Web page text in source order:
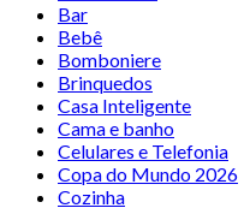
Bar
Bebê
Bomboniere
Brinquedos
Casa Inteligente
Cama e banho
Celulares e Telefonia
Copa do Mundo 2026
Cozinha